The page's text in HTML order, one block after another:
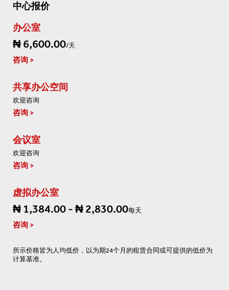
中心报价
办公室
₦ 6,600.00/天
咨询
共享办公空间
欢迎咨询
咨询
会议室
欢迎咨询
咨询
虚拟办公室
₦ 1,384.00 - ₦ 2,830.00每天
咨询
所示价格皆为人均低价，以为期24个月的租赁合同或可提供的低价为
计算基准。